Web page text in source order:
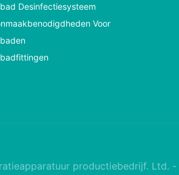
Desinfectiesysteem
Voor
productiebedrijf. Ltd. -